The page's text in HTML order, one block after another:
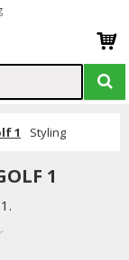
1 Styling
1